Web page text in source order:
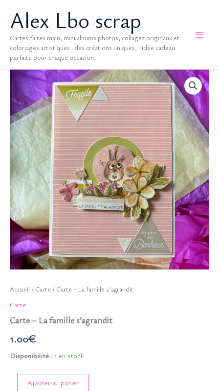
contenuAlex Lbo scrap
Cartes faites main, mini albums photos, collages originaux et
coloriages artistiques : des créations uniques, l’idée cadeau
parfaite pour chaque occasion.
Accueil / Carte / Carte – La famille s’agrandit
Carte
Carte – La famille s’agrandit
1.00€
Disponibilité : 1 en stock
Ajouter au panier